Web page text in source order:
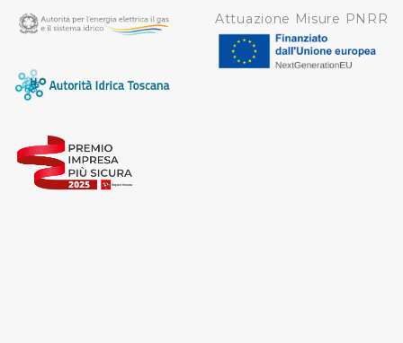
Attuazione Misure PNRR